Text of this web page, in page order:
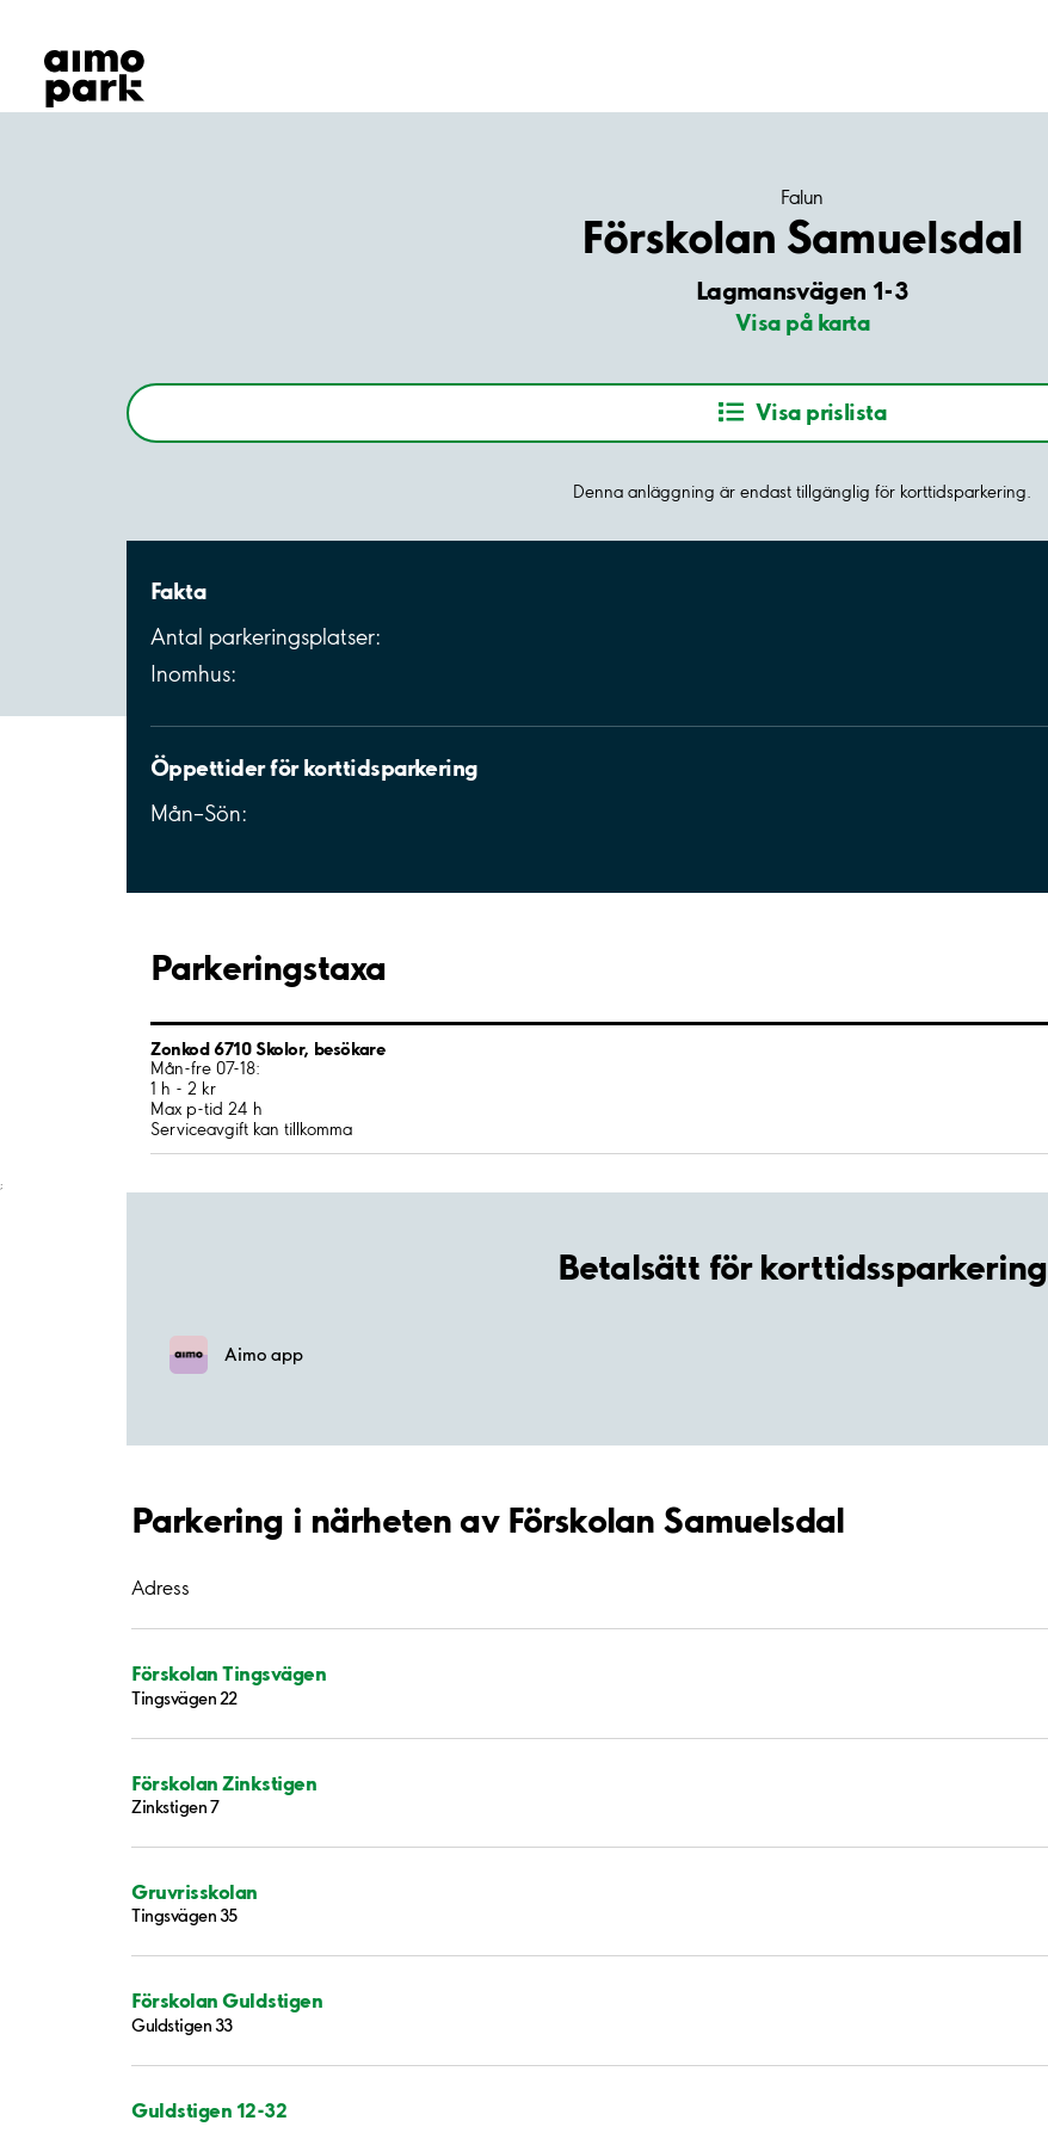
Hitta parkering
Samarbete
Kundservice
Falun
Förskolan Samuelsdal
Lagmansvägen 1-3
Visa på karta
Visa prislista
Denna anläggning är endast tillgänglig för korttidsparkering.
Fakta
Antal parkeringsplatser:
Inomhus:
Öppettider för korttidsparkering
Mån–Sön:
Parkeringstaxa
Zonkod 6710 Skolor, besökare
Mån-fre 07-18:
1 h - 2 kr
Max p-tid 24 h
Serviceavgift kan tillkomma
;
Betalsätt för korttidssparkering
Aimo app
Parkering i närheten av Förskolan Samuelsdal
Adress
Förskolan Tingsvägen
Tingsvägen 22
Förskolan Zinkstigen
Zinkstigen 7
Gruvrisskolan
Tingsvägen 35
Förskolan Guldstigen
Guldstigen 33
Guldstigen 12-32